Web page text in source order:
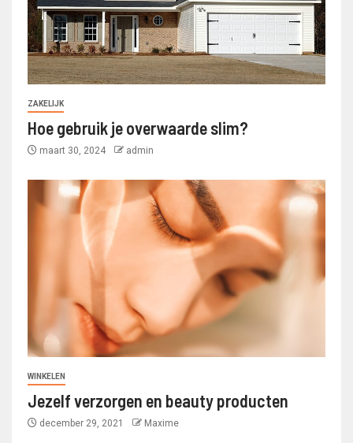
ZAKELIJK
Hoe gebruik je overwaarde slim?
maart 30, 2024 admin
WINKELEN
Jezelf verzorgen en beauty producten
december 29, 2021 Maxime